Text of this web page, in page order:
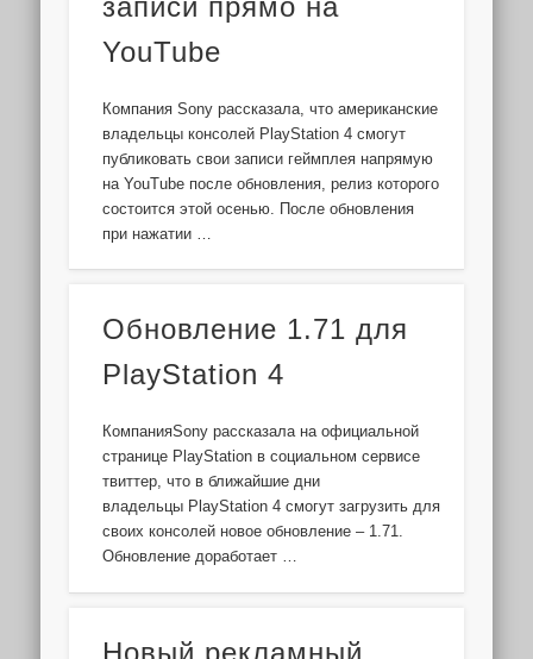
YouTube
Компания Sony рассказала, что американские
владельцы консолей PlayStation 4 смогут
публиковать свои записи геймплея напрямую
на YouTube после обновления, релиз которого
состоится этой осенью. После обновления
при нажатии …
Обновление 1.71 для
PlayStation 4
КомпанияSony рассказала на официальной
странице PlayStation в социальном сервисе
твиттер, что в ближайшие дни
владельцы PlayStation 4 смогут загрузить для
своих консолей новое обновление – 1.71.
Обновление доработает …
Новый рекламный